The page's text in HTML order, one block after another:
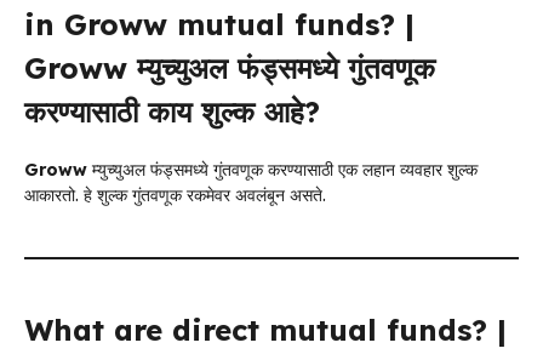
in Groww mutual funds? |
Groww म्युच्युअल फंड्समध्ये गुंतवणूक
करण्यासाठी काय शुल्क आहे?
Groww म्युच्युअल फंड्समध्ये गुंतवणूक करण्यासाठी एक लहान व्यवहार शुल्क
आकारतो. हे शुल्क गुंतवणूक रकमेवर अवलंबून असते.
What are direct mutual funds? |